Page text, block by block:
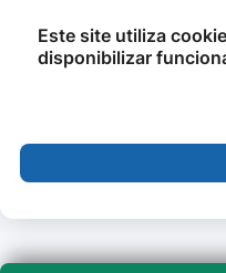
Este site utiliza
disponibilizar